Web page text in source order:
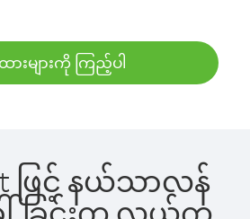
ားများကို ကြည့်ပါ
ဖြင့် နယ်သာလန်